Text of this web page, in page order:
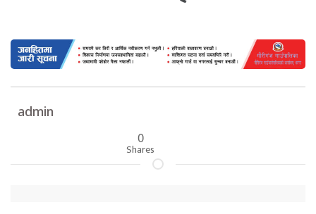
admin
0
Shares